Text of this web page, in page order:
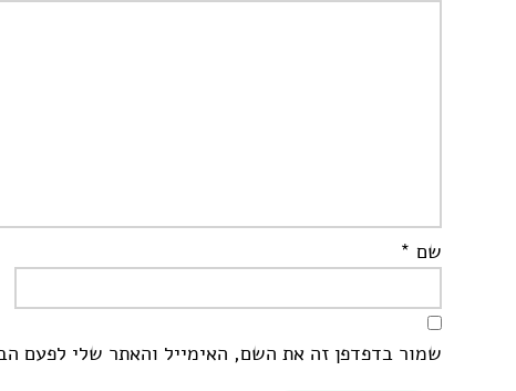
שם *
שמור בדפדפן זה את השם, האימייל והאתר שלי לפעם